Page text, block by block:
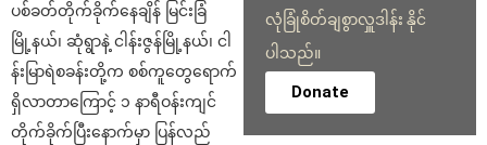
ပစ်ခတ်တိုက်ခိုက်နေချိန် မြင်းခြံ
မြို့နယ်၊ ဆုံရွာနဲ့ ငါန်းဇွန်မြို့နယ်၊ ငါ
န်းမြာရဲစခန်းတို့က စစ်ကူတွေရောက်
ရှိလာတာကြောင့် ၁ နာရီဝန်းကျင်
တိုက်ခိုက်ပြီးနောက်မှာ ပြန်လည်
လုံခြုံစိတ်ချစွာလှူဒါန်း နိုင်
ပါသည်။
Donate